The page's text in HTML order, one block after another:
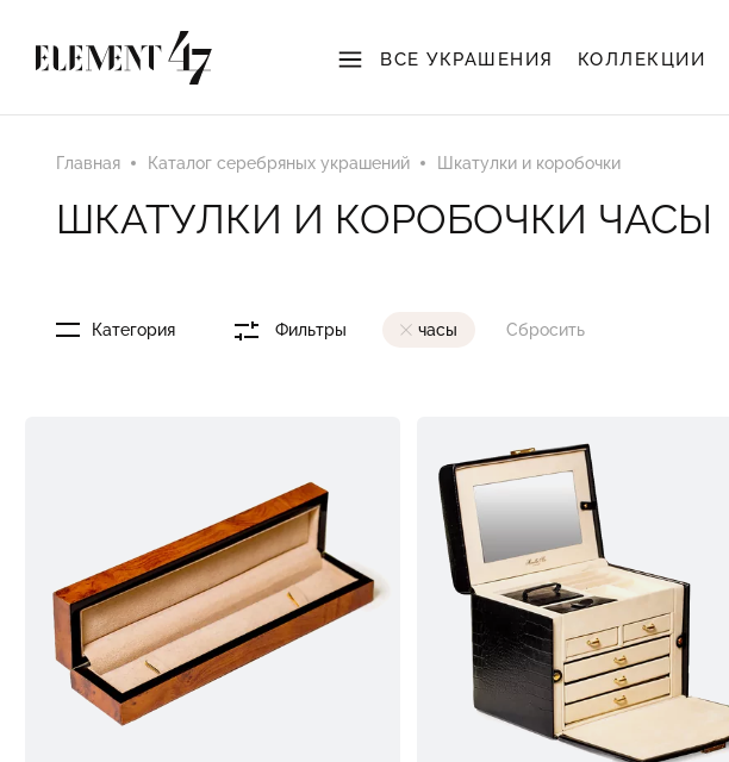
ВСЕ УКРАШЕНИЯ КОЛЛЕКЦИИ
Главная Каталог серебряных украшений Шкатулки и коробочки
ШКАТУЛКИ И КОРОБОЧКИ ЧАСЫ
Категория Фильтры часы Сбросить